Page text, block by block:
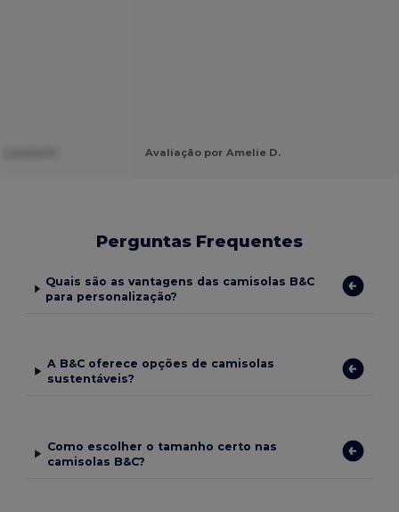
Avaliação por Amelie D.
Perguntas Frequentes
Quais são as vantagens das camisolas B&C
para personalização?
A B&C oferece opções de camisolas
sustentáveis?
Como escolher o tamanho certo nas
camisolas B&C?